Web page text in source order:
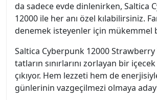
da sadece evde dinlenirken, Saltica
12000 ile her anı özel kılabilirsiniz.
denemek isteyenler için mükemmel
Saltica Cyberpunk 12000
tatların sınırlarını zorlayan bir
çıkıyor. Hem lezzeti hem de
günlerinin vazgeçilmezi olmaya